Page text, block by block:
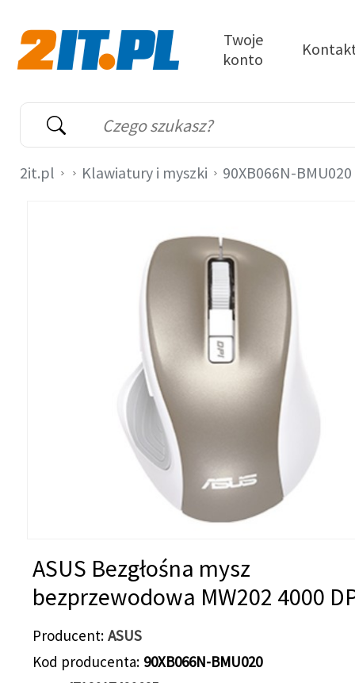
Wyszukiwarka
Słowo kluczowe
Twoje
konto
2it.pl Klawiatury i myszki 90XB066N-BMU020
ASUS Bezgłośna mysz
bezprzewodowa MW202 4000
Producent ASUS
Kod producenta 90XB066N-BMU020